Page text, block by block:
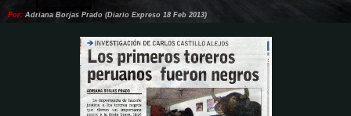
Por: Adriana Borjas Prado (Diario Expreso 18 Feb 2013)